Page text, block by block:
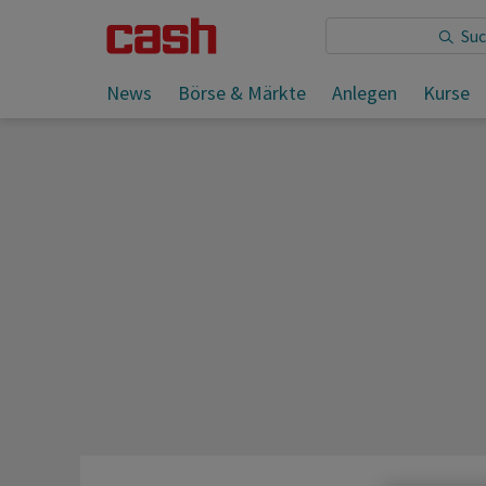
News Börse & Märkte Anlegen Kurse
Sie lesen: